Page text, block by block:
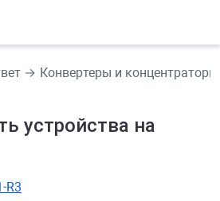
Конвертеры и концентраторы
устройства на
R3